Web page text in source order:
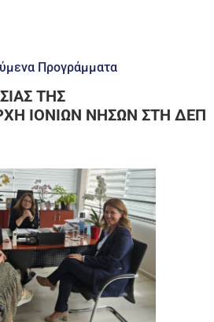
Προγράμματα
ΤΗΣ
ΙΟΝΙΩΝ ΝΗΣΩΝ ΣΤΗ ΔΕΠ